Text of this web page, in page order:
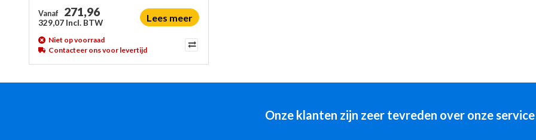
Vanaf 271,96
329,07 Incl. BTW Lees meer
Niet op voorraad
Contacteer ons voor levertijd
Onze klanten zijn zeer tevreden over onze